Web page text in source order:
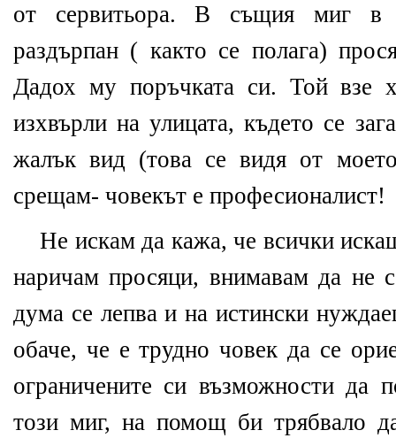
от сервитьора. В същия миг в
раздърпан ( както се полага)
Дадох му поръчката си. Той взе
изхвърли на улицата, където се
жалък вид (това се видя от
срещам- човекът е професионалист!
Не искам да кажа, че всички
наричам просяци, внимавам да не
дума се лепва и на истински
обаче, че е трудно човек да се
ограничените си възможности да
този миг, на помощ би трябвало